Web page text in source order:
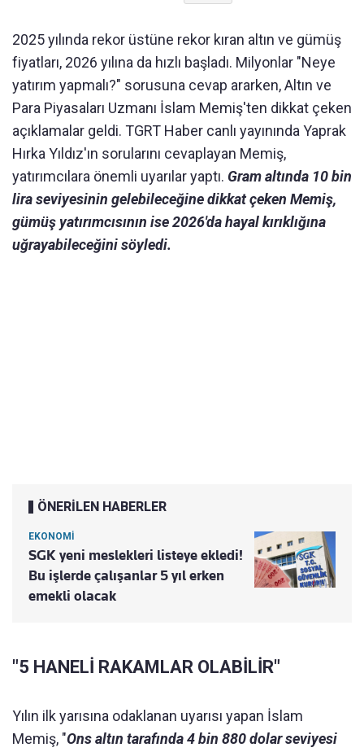
2025 yılında rekor üstüne rekor kıran altın ve gümüş
fiyatları, 2026 yılına da hızlı başladı. Milyonlar "Neye
yatırım yapmalı?" sorusuna cevap ararken, Altın ve
Para Piyasaları Uzmanı İslam Memiş'ten dikkat çeken
açıklamalar geldi. TGRT Haber canlı yayınında Yaprak
Hırka Yıldız'ın sorularını cevaplayan Memiş,
yatırımcılara önemli uyarılar yaptı. Gram altında 10 bin
lira seviyesinin gelebileceğine dikkat çeken Memiş,
gümüş yatırımcısının ise 2026'da hayal kırıklığına
uğrayabileceğini söyledi.
ÖNERİLEN HABERLER
EKONOMİ
SGK yeni meslekleri listeye ekledi!
Bu işlerde çalışanlar 5 yıl erken
emekli olacak
"5 HANELİ RAKAMLAR OLABİLİR"
Yılın ilk yarısına odaklanan uyarısı yapan İslam
Memiş, "Ons altın tarafında 4 bin 880 dolar seviyesi